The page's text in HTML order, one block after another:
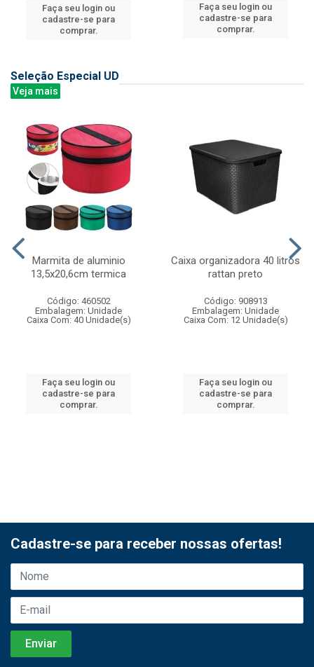
Faça seu login ou
cadastre-se para
comprar.
Faça seu login ou
cadastre-se para
comprar.
Seleção Especial UD
Veja mais
Marmita de aluminio
13,5x20,6cm termica
Código: 460502
Embalagem: Unidade
Caixa Com: 40 Unidade(s)
Faça seu login ou
cadastre-se para
comprar.
Caixa organizadora 40 litros
rattan preto
Código: 908913
Embalagem: Unidade
Caixa Com: 12 Unidade(s)
Faça seu login ou
cadastre-se para
comprar.
Cadastre-se para receber nossas ofertas!